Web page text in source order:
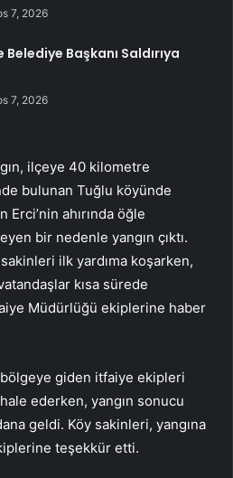
7, 2026
Belediye Başkanı Saldırıya
7, 2026
ilçeye 40 kilometre
bulunan Tuğlu köyünde
ahırında öğle
bir nedenle yangın çıktı.
ilk yardıma koşarken,
kısa sürede
Müdürlüğü ekiplerine haber
giden itfaiye ekipleri
ederken, yangın sonucu
geldi. Köy sakinleri, yangına
teşekkür etti.